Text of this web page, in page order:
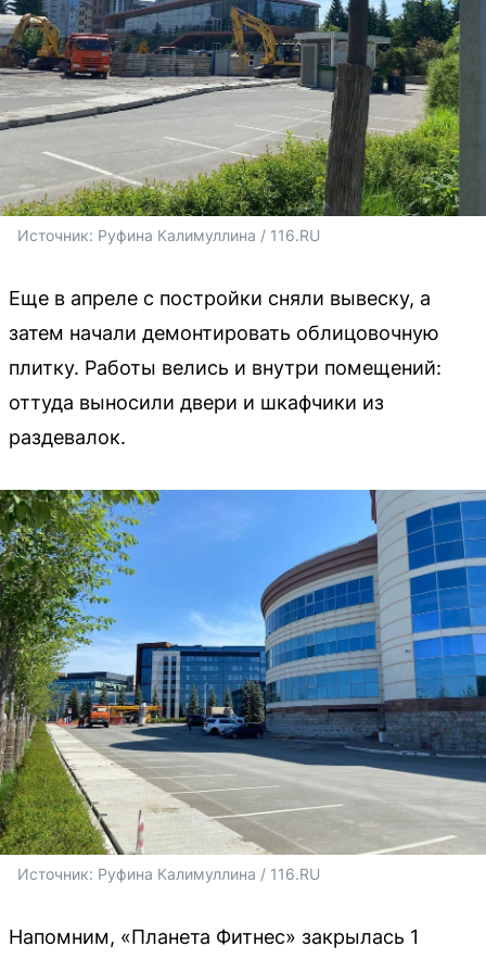
Источник: Руфина Калимуллина / 116.RU
Еще в апреле с постройки сняли вывеску, а
затем начали демонтировать облицовочную
плитку. Работы велись и внутри помещений:
оттуда выносили двери и шкафчики из
раздевалок.
Источник: Руфина Калимуллина / 116.RU
Напомним, «Планета Фитнес» закрылась 1